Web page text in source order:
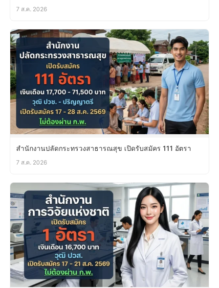
7 ส.ค. 2026
สำนักงานปลัดกระทรวงสาธารณสุข เปิดรับสมัคร 111 อัตรา
7 ส.ค. 2026